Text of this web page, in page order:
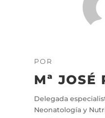
POR
Mª JOSÉ
Delegada
Neonatología y